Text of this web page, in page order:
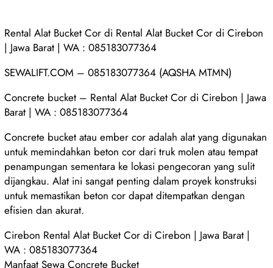
Rental Alat Bucket Cor di Rental Alat Bucket Cor di Cirebon
| Jawa Barat | WA : 085183077364
SEWALIFT.COM – 085183077364 (AQSHA MTMN)
Concrete bucket – Rental Alat Bucket Cor di Cirebon | Jawa
Barat | WA : 085183077364
Concrete bucket atau ember cor adalah alat yang digunakan
untuk memindahkan beton cor dari truk molen atau tempat
penampungan sementara ke lokasi pengecoran yang sulit
dijangkau. Alat ini sangat penting dalam proyek konstruksi
untuk memastikan beton cor dapat ditempatkan dengan
efisien dan akurat.
Cirebon Rental Alat Bucket Cor di Cirebon | Jawa Barat |
WA : 085183077364
Manfaat Sewa Concrete Bucket